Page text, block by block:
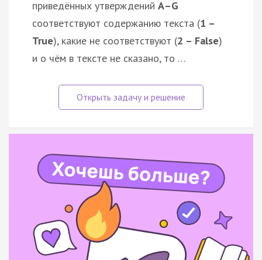
приведённых утверждений А–G
соответствуют содержанию текста (1 –
True), какие не соответствуют (2 – False)
и о чём в тексте не сказано, то …